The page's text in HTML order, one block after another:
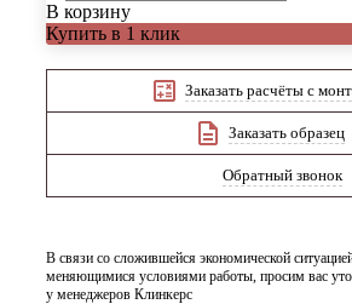
В корзину
Купить в 1 клик
Заказать расчёты с
Заказать образец
Обратный звонок
В связи со сложившейся экономической
меняющимися условиями работы, просим вас
у менеджеров Клинкерс